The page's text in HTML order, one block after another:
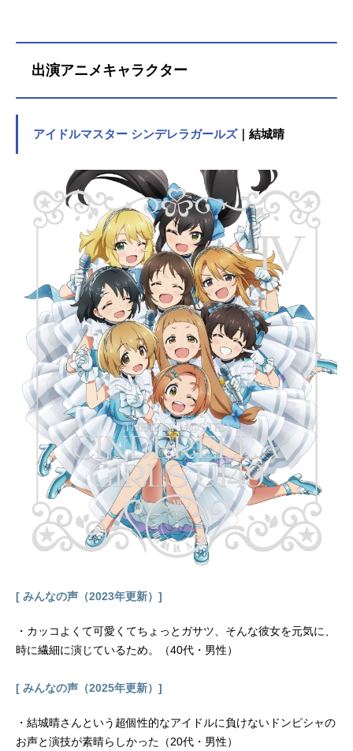
出演アニメキャラクター
アイドルマスター シンデレラガールズ｜結城晴
[ みんなの声（2023年更新）]
・カッコよくて可愛くてちょっとガサツ、そんな彼女を元気に、
時に繊細に演じているため。（40代・男性）
[ みんなの声（2025年更新）]
・結城晴さんという超個性的なアイドルに負けないドンピシャの
お声と演技が素晴らしかった（20代・男性）